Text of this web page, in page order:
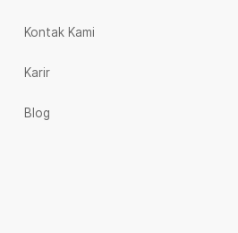
Kontak Kami
Karir
Blog